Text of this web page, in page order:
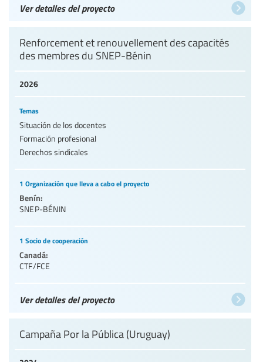
Ver detalles del proyecto
2026
Renforcement et renouvellement des capacités
des membres du SNEP-Bénin
Temas
Situación de los docentes
Formación profesional
Derechos sindicales
1 Organización que lleva a cabo el proyecto
Benín:
SNEP-BÉNIN
1 Socio de cooperación
Canadá:
CTF/FCE
Ver detalles del proyecto
Campaña Por la Pública (Uruguay)